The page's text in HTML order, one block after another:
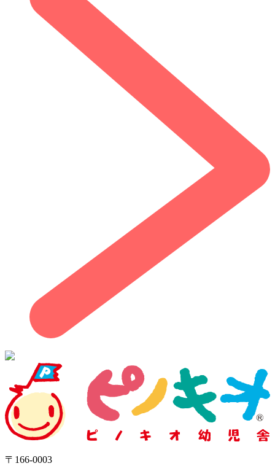
〒166-0003